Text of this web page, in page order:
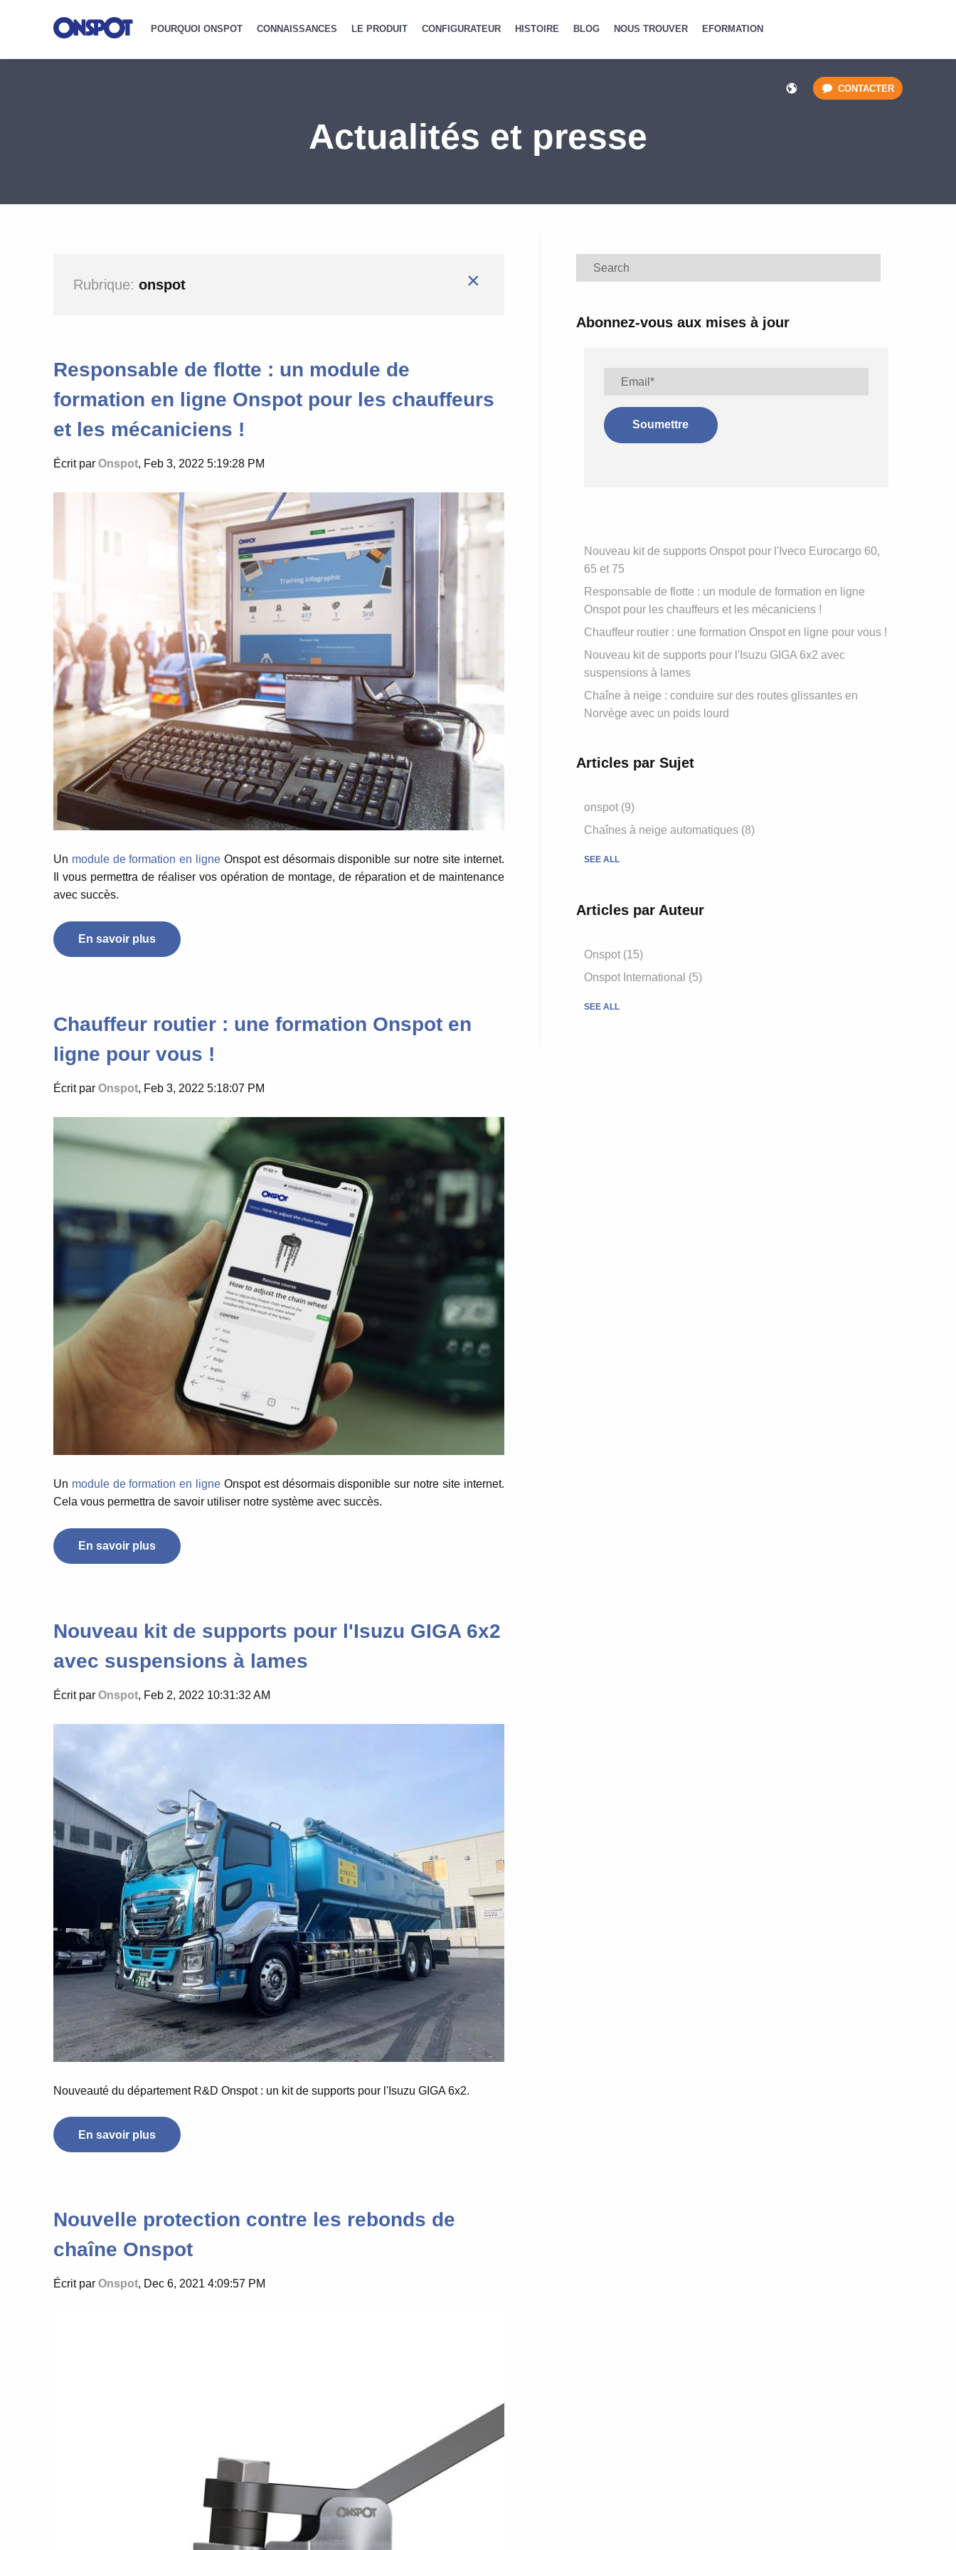
POURQUOI ONSPOT CONNAISSANCES LE PRODUIT CONFIGURATEUR HISTOIRE BLOG NOUS TROUVER EFORMATION
CONTACTER
Actualités et presse
Rubrique: onspot ×
Responsable de flotte : un module de
formation en ligne Onspot pour les chauffeurs
et les mécaniciens !
Écrit par Onspot, Feb 3, 2022 5:19:28 PM
Un module de formation en ligne Onspot est désormais disponible sur notre site internet.
Il vous permettra de réaliser vos opération de montage, de réparation et de maintenance
avec succès.
En savoir plus
Chauffeur routier : une formation Onspot en
ligne pour vous !
Écrit par Onspot, Feb 3, 2022 5:18:07 PM
Un module de formation en ligne Onspot est désormais disponible sur notre site internet.
Cela vous permettra de savoir utiliser notre système avec succès.
En savoir plus
Nouveau kit de supports pour l'Isuzu GIGA 6x2
avec suspensions à lames
Écrit par Onspot, Feb 2, 2022 10:31:32 AM
Nouveauté du département R&D Onspot : un kit de supports pour l'Isuzu GIGA 6x2.
En savoir plus
Nouvelle protection contre les rebonds de
chaîne Onspot
Écrit par Onspot, Dec 6, 2021 4:09:57 PM
Abonnez-vous aux mises à jour
Nouveau kit de supports Onspot pour l'Iveco Eurocargo 60,
65 et 75
Responsable de flotte : un module de formation en ligne
Onspot pour les chauffeurs et les mécaniciens !
Chauffeur routier : une formation Onspot en ligne pour vous !
Nouveau kit de supports pour l'Isuzu GIGA 6x2 avec
suspensions à lames
Chaîne à neige : conduire sur des routes glissantes en
Norvège avec un poids lourd
Articles par Sujet
onspot (9)
Chaînes à neige automatiques (8)
SEE ALL
Articles par Auteur
Onspot (15)
Onspot International (5)
SEE ALL